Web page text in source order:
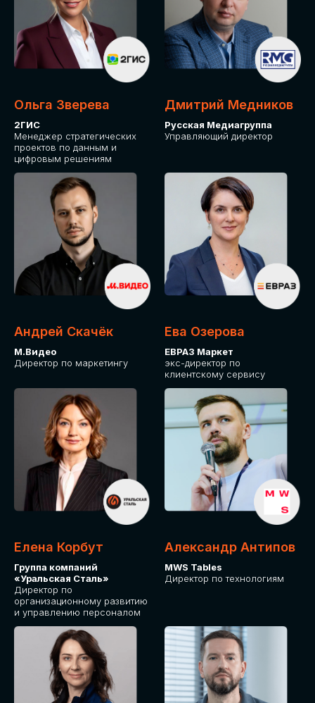
Ольга Зверева
2ГИС
Менеджер стратегических
проектов по данным и
цифровым решениям
Дмитрий Медников
Русская Медиагруппа
Управляющий директор
Андрей Скачёк
М.Видео
Директор по маркетингу
Ева Озерова
ЕВРАЗ Маркет
экс-директор по
клиентскому сервису
Елена Корбут
Группа компаний
«Уральская Сталь»
Директор по
организационному развитию
и управлению персоналом
Александр Антипов
MWS Tables
Директор по технологиям
СТАТЬ
СПИКЕРОМ
IT Solutions for Business